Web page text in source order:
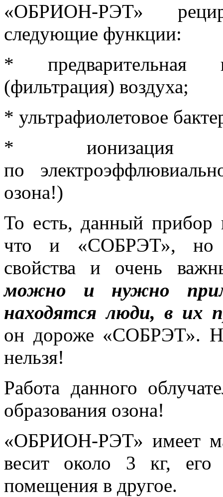
«ОБРИОН-РЭТ»
следующие функции:
* предварительная
(фильтрация) воздуха;
* ультрафиолетовое
* ионизация
по
озона!)
То есть, данный прибор
что и «СОБРЭТ», но
свойства и очень
можно и нужно
находятся люди, в их
он дороже «СОБРЭТ».
нельзя!
Работа данного
образования озона!
«ОБРИОН-РЭТ» имеет
весит около 3 кг, его
помещения в другое.